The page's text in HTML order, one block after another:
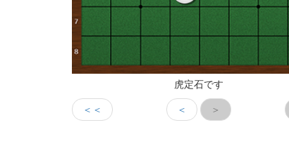
虎定石です
＜＜ ＜ ＞